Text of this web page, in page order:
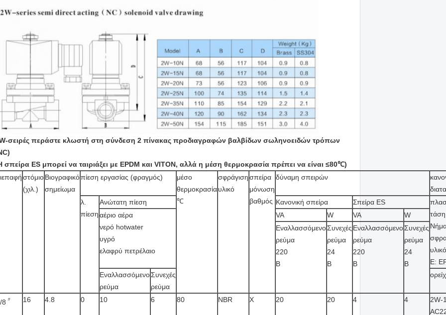
σειρές περάστε κλωστή στη σύνδεση 2 πίνακας προδιαγραφών βαλβίδων σωληνοειδών τρόπων
σπείρα ES μπορεί να ταιριάξει με EPDM και VITON, αλλά η μέση θερμοκρασία πρέπει να είναι ≤80℃)
στόμιο
(χιλ.)
Βιογραφικό
σημείωμα
πίεση εργασίας (φραγμός)
μέσο
θερμοκρασία
℃
σφράγιση
υλικό
σπείρα
μόνωση
βαθμός
δύναμη σπειρών
λ.
πίεση
Ανώτατη πίεση Κανονική σπείρα Σπείρα ES
Ε:
αέριο αέρα
νερό hotwater
υγρό
ελαφρύ πετρέλαιο
VA W VA
W
Εναλλασσόμενο
ρεύμα
220
Β
Συνεχές
ρεύμα
24
Β
Εναλλασσόμενο
ρεύμα
220
Β
Συνεχές
ρεύμα
24
Β
Εναλλασσόμενο
ρεύμα
Συνεχές
ρεύμα
8 〃 16 4.8 0 10 6 80 NBR Χ 20 20 4 4
2W-